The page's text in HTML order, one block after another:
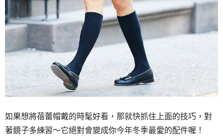
如果想將蓓蕾帽戴的時髦好看，那就快抓住上面的技巧，對
著鏡子多練習～它絕對會變成你今年冬季最愛的配件喔！